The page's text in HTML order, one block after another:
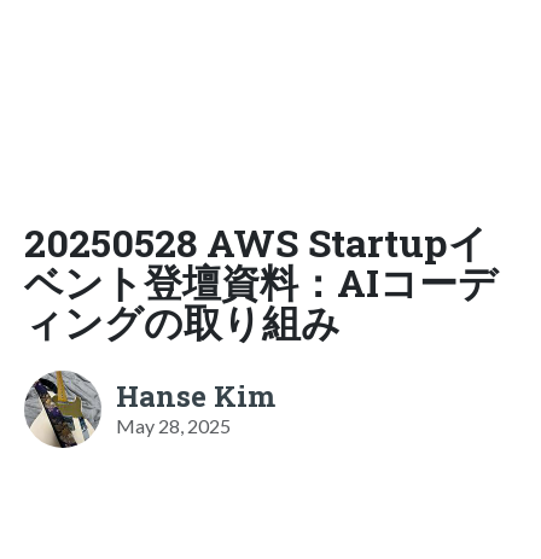
20250528 AWS Startupイ
ベント登壇資料：AIコーデ
ィングの取り組み
Hanse Kim
May 28, 2025